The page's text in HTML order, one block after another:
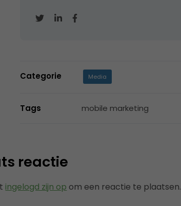
Categorie Media
Tags mobile marketing
reactie
ingelogd zijn op om een reactie te plaatsen.